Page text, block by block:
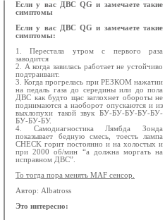
Если у вас ДВС QG и замечаете такие
симптомы
Если у вас ДВС QG и замечаете такие
симптомы:
1. Перестала утром с первого раза
заводится
2. А когда завилась работает не устойчиво
подтраиваит.
3. Когда прогрелась при РЕЗКОМ нажатии
на педаль газа до середины или до пола
ДВС как будто щас заглохнет обороты не
поднимаются а наоборот опускаются и из
выхлопухи такой звук БУ-БУ-БУ-БУ-БУ-
БУ-БУ-БУ.
4. Самодиагностика Лямбда Зонда
показывает бедную смесь, тоесть лампа
CHECK горит постоянно и на холостых и
при 2000 об/мин “а должна моргать на
исправном ДВС”.
То тогда пора менять MAF сенсор.
Автор: Albatross
Это интересно: